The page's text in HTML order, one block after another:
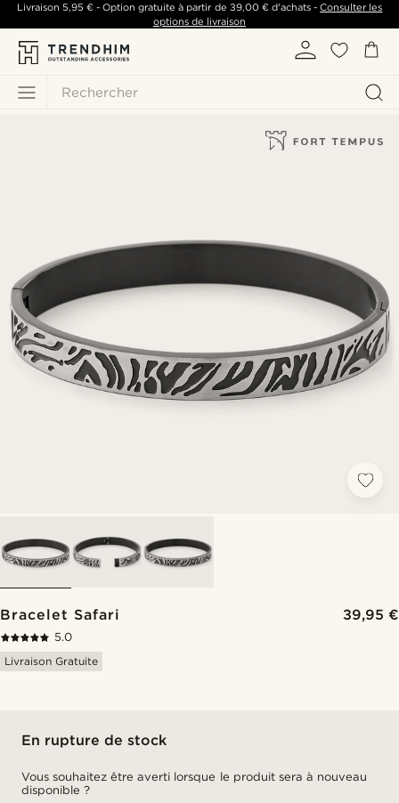
Rechercher
Livraison 5,95 €- Option gratuite à partir de 39,00 €d'achats -Consulter les
options de livraison
Bracelet Safari 39,95 €
5.0
Livraison Gratuite
En rupture de stock
Vous souhaitez être averti lorsque le produit sera à nouveau
disponible ?